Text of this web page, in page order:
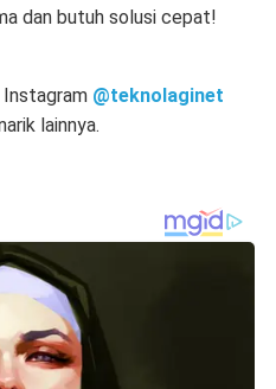
dan butuh solusi cepat!
@teknolaginet
lainnya.